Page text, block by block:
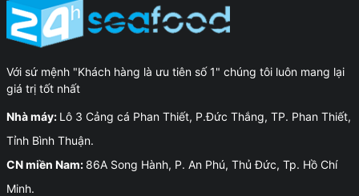
Với sứ mệnh "Khách hàng là ưu tiên số 1" chúng tôi luôn mang lại
giá trị tốt nhất
Nhà máy: Lô 3 Cảng cá Phan Thiết, P.Đức Thắng, TP. Phan Thiết,
Tỉnh Bình Thuận.
CN miền Nam: 86A Song Hành, P. An Phú, Thủ Đức, Tp. Hồ Chí
Minh.